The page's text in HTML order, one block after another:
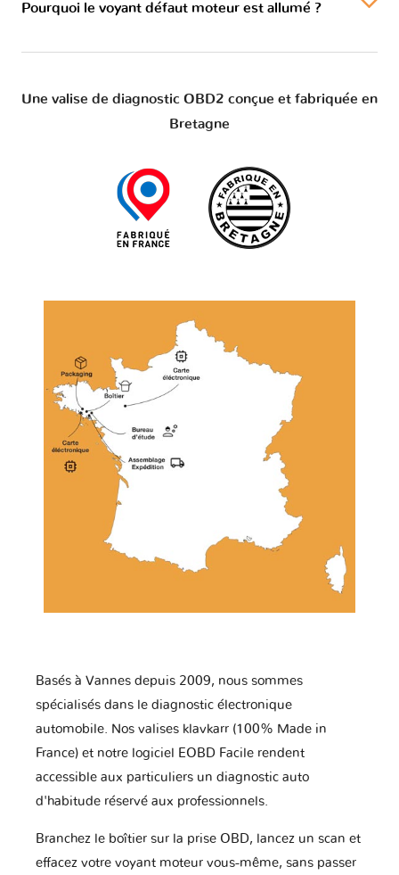
Pourquoi le voyant défaut moteur est allumé ?
Une valise de diagnostic OBD2 conçue et fabriquée en
Bretagne
Basés à Vannes depuis 2009, nous sommes
spécialisés dans le diagnostic électronique
automobile. Nos valises klavkarr (100% Made in
France) et notre logiciel EOBD Facile rendent
accessible aux particuliers un diagnostic auto
d'habitude réservé aux professionnels.
Branchez le boîtier sur la prise OBD, lancez un scan et
effacez votre voyant moteur vous-même, sans passer